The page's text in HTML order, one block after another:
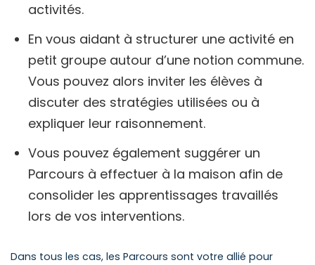
activités.
En vous aidant à structurer une activité en
petit groupe autour d’une notion commune.
Vous pouvez alors inviter les élèves à
discuter des stratégies utilisées ou à
expliquer leur raisonnement.
Vous pouvez également suggérer un
Parcours à effectuer à la maison afin de
consolider les apprentissages travaillés
lors de vos interventions.
Dans tous les cas, les Parcours sont votre allié pour